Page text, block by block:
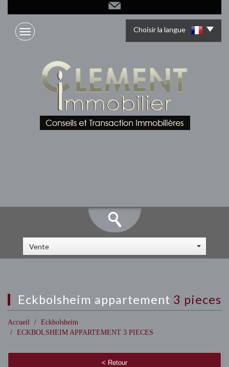
Choisir la langue
Vente
eckbolsheim appartement 3 pieces
Accueil
Eckbolsheim
ECKBOLSHEIM APPARTEMENT 3 PIECES
< Retour